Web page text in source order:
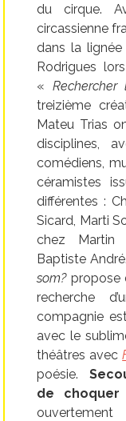
du cirque.
circassienne
dans la
Rodrigues
«
treizième
Mateu Trias
disciplines,
comédiens,
céramistes
différentes :
Sicard, Marti
chez Martin
Baptiste
som?propose
recherche
compagnie
avec le
théâtres avec
poésie.
de choquer